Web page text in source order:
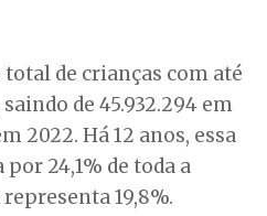
de crianças com até
de 45.932.294 em
2022. Há 12 anos, essa
24,1% de toda a
19,8%.